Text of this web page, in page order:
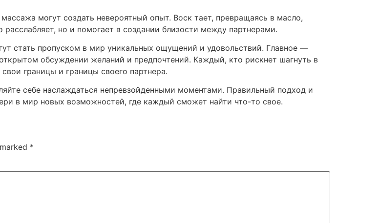
могут создать невероятный опыт. Воск тает, превращаясь в масло,
но и помогает в создании близости между партнерами.
стать пропуском в мир уникальных ощущений и удовольствий. Главное —
обсуждении желаний и предпочтений. Каждый, кто рискнет шагнуть в
границы и границы своего партнера.
себе наслаждаться непревзойденными моментами. Правильный подход и
в мир новых возможностей, где каждый сможет найти что-то свое.
*